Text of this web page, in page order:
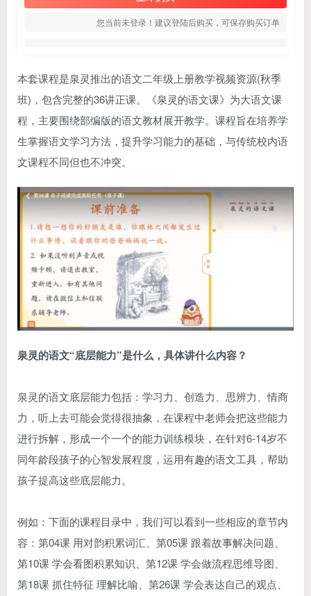
您当前未登录！建议登陆后购买，可保存购买订单
本套课程是泉灵推出的语文二年级上册教学视频资源(秋季
班)，包含完整的36讲正课。《泉灵的语文课》为大语文课
程，主要围绕部编版的语文教材展开教学。课程旨在培养学
生掌握语文学习方法，提升学习能力的基础，与传统校内语
文课程不同但也不冲突。
泉灵的语文“底层能力”是什么，具体讲什么内容？
泉灵的语文底层能力包括：学习力、创造力、思辨力、情商
力，听上去可能会觉得很抽象，在课程中老师会把这些能力
进行拆解，形成一个一个的能力训练模块，在针对6-14岁不
同年龄段孩子的心智发展程度，运用有趣的语文工具，帮助
孩子提高这些底层能力。
例如：下面的课程目录中，我们可以看到一些相应的章节内
容：第04课 用对韵积累词汇、第05课 跟着故事解决问题、
第10课 学会看图积累知识、第12课 学会做流程思维导图、
第18课 抓住特征 理解比喻、第26课 学会表达自己的观点、